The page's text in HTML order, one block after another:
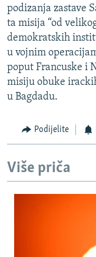
INFOGRAFIKE
KINA NA BALKANU
RSE PRIČE IZ
ISPRIČAJ MI
DNEVNO@RSE
SPECIJALI RSE
GENOCID U
TV LIBERTY
TRI DECENIJE OD
PRATITE NAS
Sve RFE/RL
podizanja zastave
ta misija “od
demokratskih
u vojnim
poput Francuske i
misiju obuke
u Bagdadu.
Podijelite
Više priča